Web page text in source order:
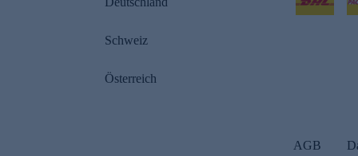
Schweiz
Österreich
AGB